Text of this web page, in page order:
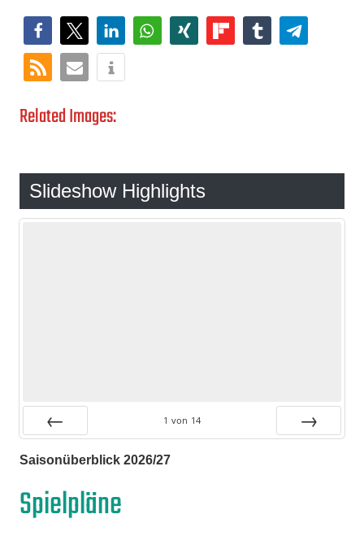
Related Images:
Slideshow Highlights
1 von 14
Saisonüberblick 2026/27
Spielpläne